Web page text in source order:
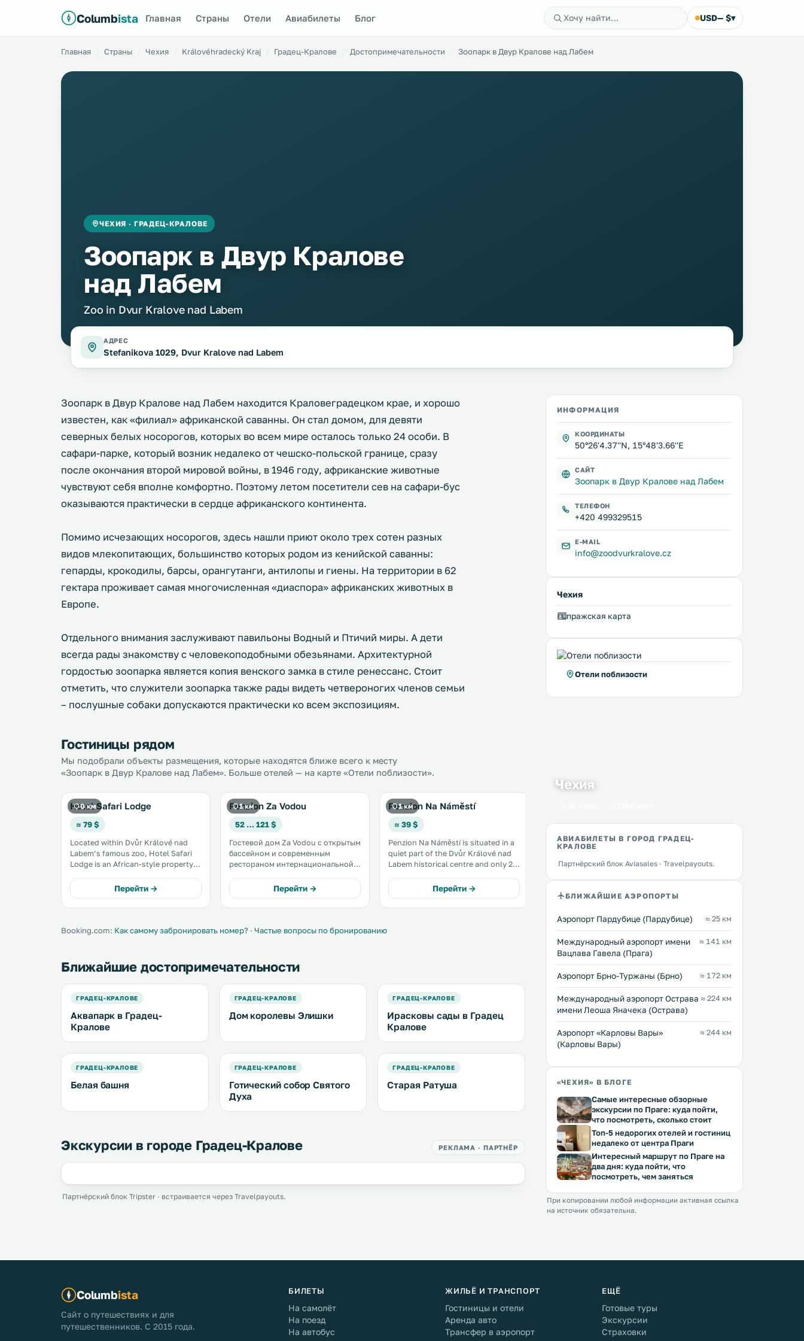
Columbista Главная Страны Отели Авиабилеты Блог USD— $▾
Главная Страны Чехия Královéhradecký Kraj Градец-Кралове Достопримечательности Зоопарк в Двур Кралове над Лабем
ЧЕХИЯ · ГРАДЕЦ-КРАЛОВЕ
Зоопарк в Двур Кралове
над Лабем
Zoo in Dvur Kralove nad Labem
АДРЕС
Stefanikova 1029, Dvur Kralove nad Labem
Зоопарк в Двур Кралове над Лабем находится Краловеградецком крае, и хорошо
известен, как «филиал» африканской саванны. Он стал домом, для девяти
северных белых носорогов, которых во всем мире осталось только 24 особи. В
сафари-парке, который возник недалеко от чешско-польской границе, сразу
после окончания второй мировой войны, в 1946 году, африканские животные
чувствуют себя вполне комфортно. Поэтому летом посетители сев на сафари-бус
оказываются практически в сердце африканского континента.
Помимо исчезающих носорогов, здесь нашли приют около трех сотен разных
видов млекопитающих, большинство которых родом из кенийской саванны:
гепарды, крокодилы, барсы, орангутанги, антилопы и гиены. На территории в 62
гектара проживает самая многочисленная «диаспора» африканских животных в
Европе.
Отдельного внимания заслуживают павильоны Водный и Птичий миры. А дети
всегда рады знакомству с человекоподобными обезьянами. Архитектурной
гордостью зоопарка является копия венского замка в стиле ренессанс. Стоит
отметить, что служители зоопарка также рады видеть четвероногих членов семьи
– послушные собаки допускаются практически ко всем экспозициям.
Гостиницы рядом
Мы подобрали объекты размещения, которые находятся ближе всего к месту
«Зоопарк в Двур Кралове над Лабем». Больше отелей — на карте «Отели поблизости».
0 км
Hotel Safari Lodge
≈ 79 $
Located within Dvůr Králové nad
Labem’s famous zoo, Hotel Safari
Lodge is an African-style property
pool, hot tub and restaurant. All
rooms have pool views and a
terrace. Free Wi-Fi is provided. .
Перейти →
1 км
Penzion Za Vodou
52 … 121 $
Гостевой дом Za Vodou с открытым
бассейном и современным
рестораном интернациональной
в 1,5 км от центра города Двур-
Кралове-над-Лабем. На
территории отеля к услугам
бесплатный WiFi. .
Перейти →
1 км
Penzion Na Náměstí
≈ 39 $
Penzion Na Náměstí is situated in a
quiet part of the Dvůr Králové nad
Labem historical centre and only 2
available in all area and free parking
is possible on site. .
Перейти →
≈ 27 $
Отель Central расположен в самом
Лабем, в 2 км от зоопарка и
сафари-парка. Возможно
проживание как в отдельных, так
и в общих номерах; во всех
Wi-Fi. .
≈ 31 $
от центра города Двур-
над-Лабем. К услугам гостей
номера с ванной
и общая кухня с
Booking.com: Как самому забронировать номер? · Частые вопросы по бронированию
Ближайшие достопримечательности
ГРАДЕЦ-КРАЛОВЕ
Аквапарк в Градец-
Кралове
ГРАДЕЦ-КРАЛОВЕ
Дом королевы Элишки
ГРАДЕЦ-КРАЛОВЕ
Ирасковы сады в Градец
Кралове
ГРАДЕЦ-КРАЛОВЕ
Белая башня
ГРАДЕЦ-КРАЛОВЕ
Готический собор Святого
Духа
ГРАДЕЦ-КРАЛОВЕ
Старая Ратуша
Экскурсии в городе Градец-Кралове РЕКЛАМА · ПАРТНЁР
Партнёрский блок Tripster · встраивается через Travelpayouts.
ИНФОРМАЦИЯ
КООРДИНАТЫ
50°26'4.37''N, 15°48'3.66''E
САЙТ
Зоопарк в Двур Кралове над Лабем
ТЕЛЕФОН
+420 499329515
E-MAIL
info@zoodvurkralove.cz
Чехия
пражская карта
Отели поблизости
Чехия
АВИАБИЛЕТЫ В ГОРОД ГРАДЕЦ-
КРАЛОВЕ
Партнёрский блок Aviasales · Travelpayouts.
БЛИЖАЙШИЕ АЭРОПОРТЫ
Аэропорт Пардубице (Пардубице) ≈ 25 км
Международный аэропорт имени
Вацлава Гавела (Прага)
≈ 141 км
Аэропорт Брно-Туржаны (Брно) ≈ 172 км
Международный аэропорт Острава
имени Леоша Яначека (Острава)
≈ 224 км
Аэропорт «Карловы Вары»
(Карловы Вары)
≈ 244 км
«ЧЕХИЯ» В БЛОГЕ
Самые интересные обзорные
экскурсии по Праге: куда пойти,
что посмотреть, сколько стоит
Топ-5 недорогих отелей и гостиниц
недалеко от центра Праги
Интересный маршрут по Праге на
два дня: куда пойти, что
посмотреть, чем заняться
При копировании любой информации активная ссылка
на источник обязательна.
Columbista
Сайт о путешествиях и для
путешественников. С 2015 года.
БИЛЕТЫ
На самолёт
На поезд
На автобус
ЖИЛЬЁ И ТРАНСПОРТ
Гостиницы и отели
Аренда авто
Трансфер в аэропорт
ЕЩЁ
Готовые туры
Экскурсии
Страховки